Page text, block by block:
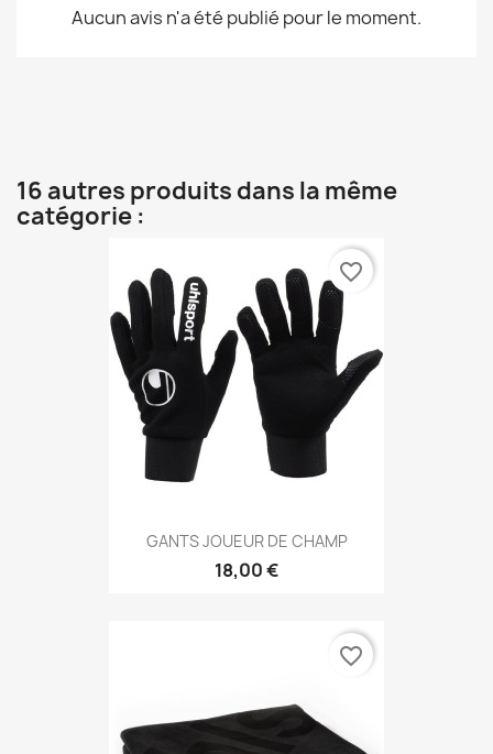
Aucun avis n'a été publié pour le moment.
16 autres produits dans la même
catégorie :
GANTS JOUEUR DE CHAMP
18,00 €
favorite_border
favorite_border